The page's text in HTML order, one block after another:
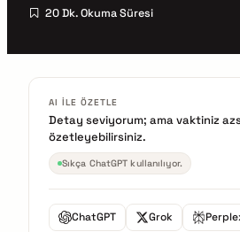
20 Dk. Okuma Süresi
AI ILE ÖZETLE
Detay seviyorum; ama vaktiniz
özetleyebilirsiniz.
Sıkça ChatGPT kullanılıyor.
ChatGPT Grok